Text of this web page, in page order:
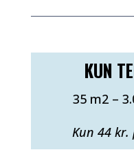
KUN
35 m2 –
Kun 44 kr.